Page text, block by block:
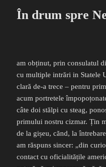
În drum spre
am obținut, prin consulatul
cu multiple intrări in Statele
clară de-a trece – pentru
acum portretele
câte doi stălpi cu steag,
primului nostru cizmar. Țin
de la gișeu, cănd, la
am răspuns sincer: „din
contact cu oficialitățile